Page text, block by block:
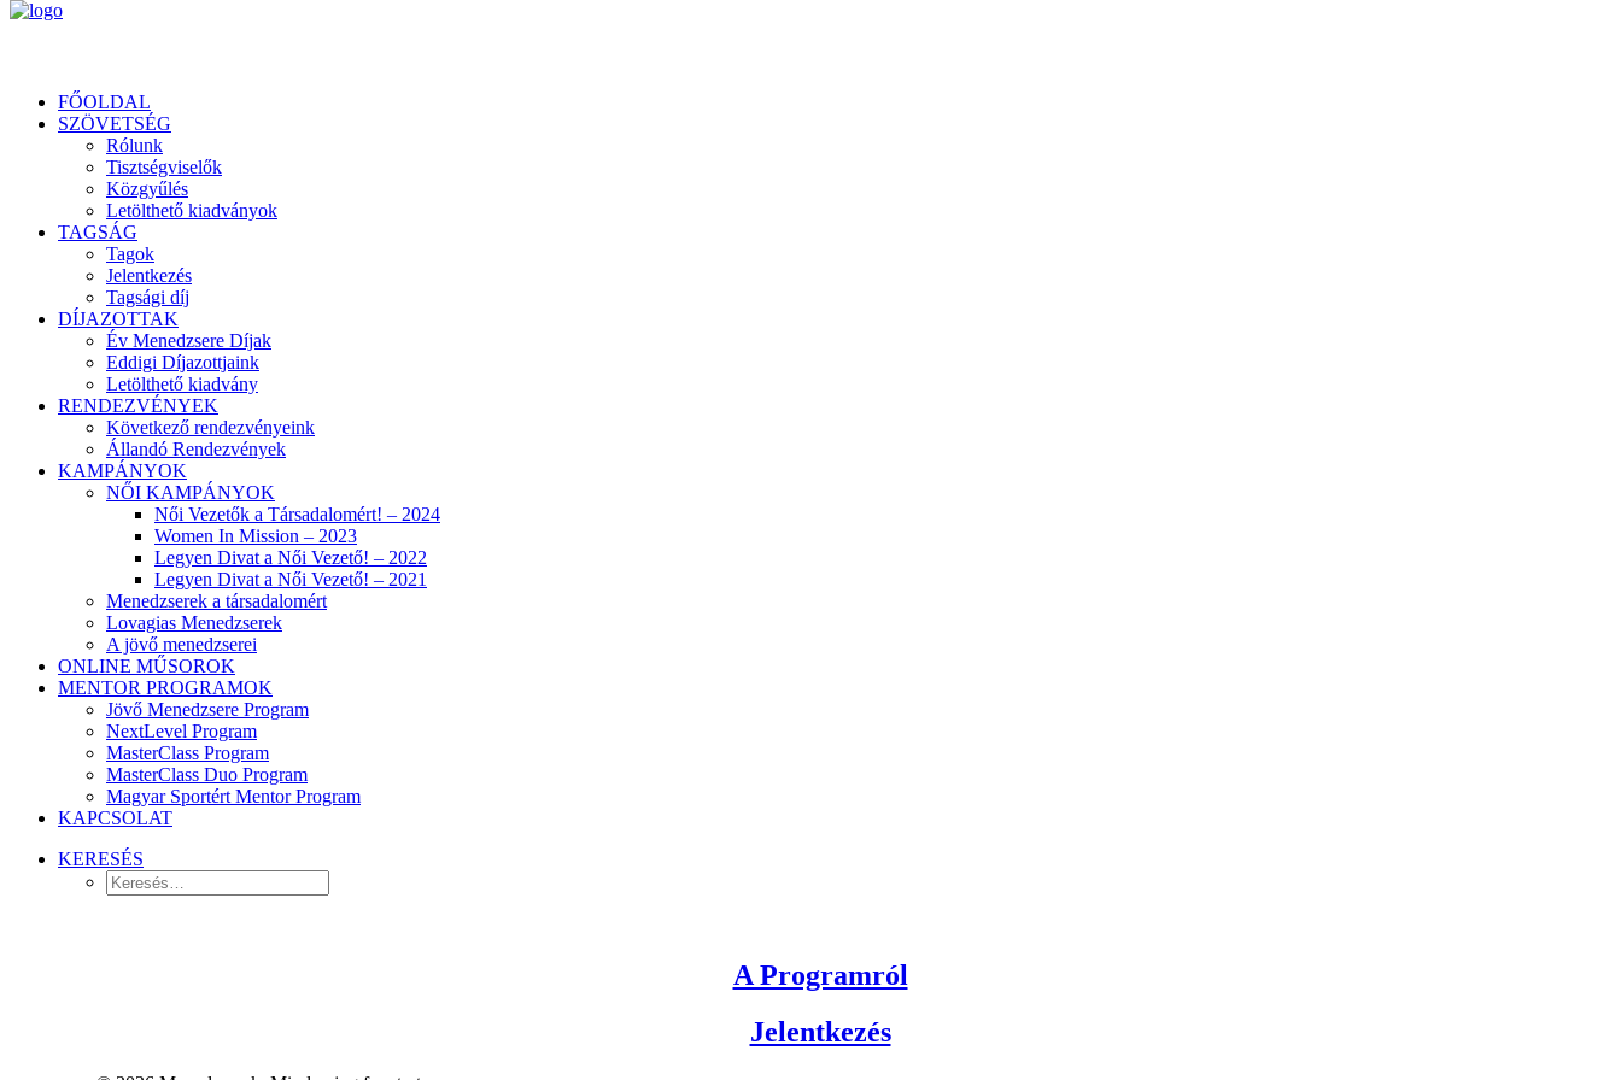
FŐOLDAL
SZÖVETSÉG
Rólunk
Tisztségviselők
Közgyűlés
Letölthető kiadványok
TAGSÁG
Tagok
Jelentkezés
Tagsági díj
DÍJAZOTTAK
Év Menedzsere Díjak
Eddigi Díjazottjaink
Letölthető kiadvány
RENDEZVÉNYEK
Következő rendezvényeink
Állandó Rendezvények
KAMPÁNYOK
NŐI KAMPÁNYOK
Női Vezetők a Társadalomért! – 2024
Women In Mission – 2023
Legyen Divat a Női Vezető! – 2022
Legyen Divat a Női Vezető! – 2021
Menedzserek a társadalomért
Lovagias Menedzserek
A jövő menedzserei
ONLINE MŰSOROK
MENTOR PROGRAMOK
Jövő Menedzsere Program
NextLevel Program
MasterClass Program
MasterClass Duo Program
Magyar Sportért Mentor Program
KAPCSOLAT
KERESÉS
A Programról
Jelentkezés